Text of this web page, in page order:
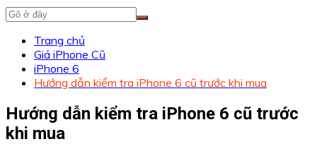
Trang chủ
Giá iPhone Cũ
iPhone 6
Hướng dẫn kiểm tra iPhone 6 cũ trước khi mua
Hướng dẫn kiểm tra iPhone 6 cũ trước
khi mua